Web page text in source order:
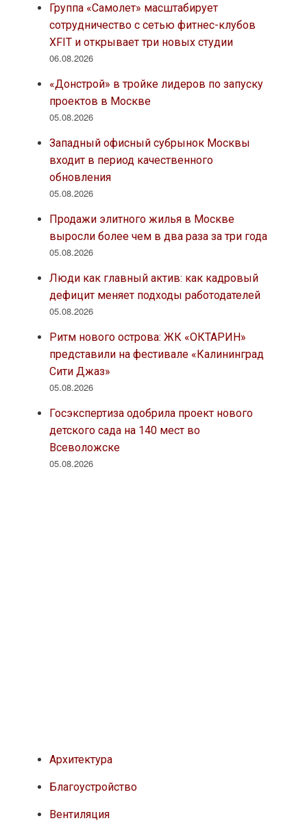
Группа «Самолет» масштабирует
сотрудничество с сетью фитнес-клубов
XFIT и открывает три новых студии
06.08.2026
«Донстрой» в тройке лидеров по запуску
проектов в Москве
05.08.2026
Западный офисный субрынок Москвы
входит в период качественного
обновления
05.08.2026
Продажи элитного жилья в Москве
выросли более чем в два раза за три года
05.08.2026
Люди как главный актив: как кадровый
дефицит меняет подходы работодателей
05.08.2026
Ритм нового острова: ЖК «ОКТАРИН»
представили на фестивале «Калининград
Сити Джаз»
05.08.2026
Госэкспертиза одобрила проект нового
детского сада на 140 мест во
Всеволожске
05.08.2026
Архитектура
Благоустройство
Вентиляция